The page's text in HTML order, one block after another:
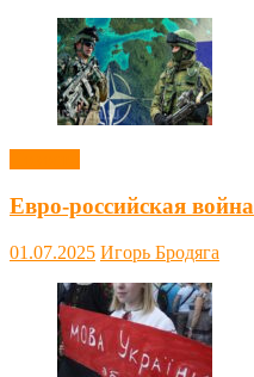
Евро-российская война
01.07.2025 Игорь Бродяга